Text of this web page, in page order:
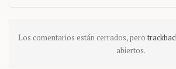
Los comentarios están cerrados, pero
abiertos.